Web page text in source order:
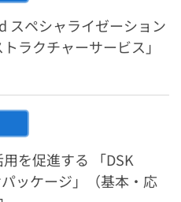
スペシャライゼーション
トラクチャーサービス」
を促進する 「DSK
ッケージ」（基本・応